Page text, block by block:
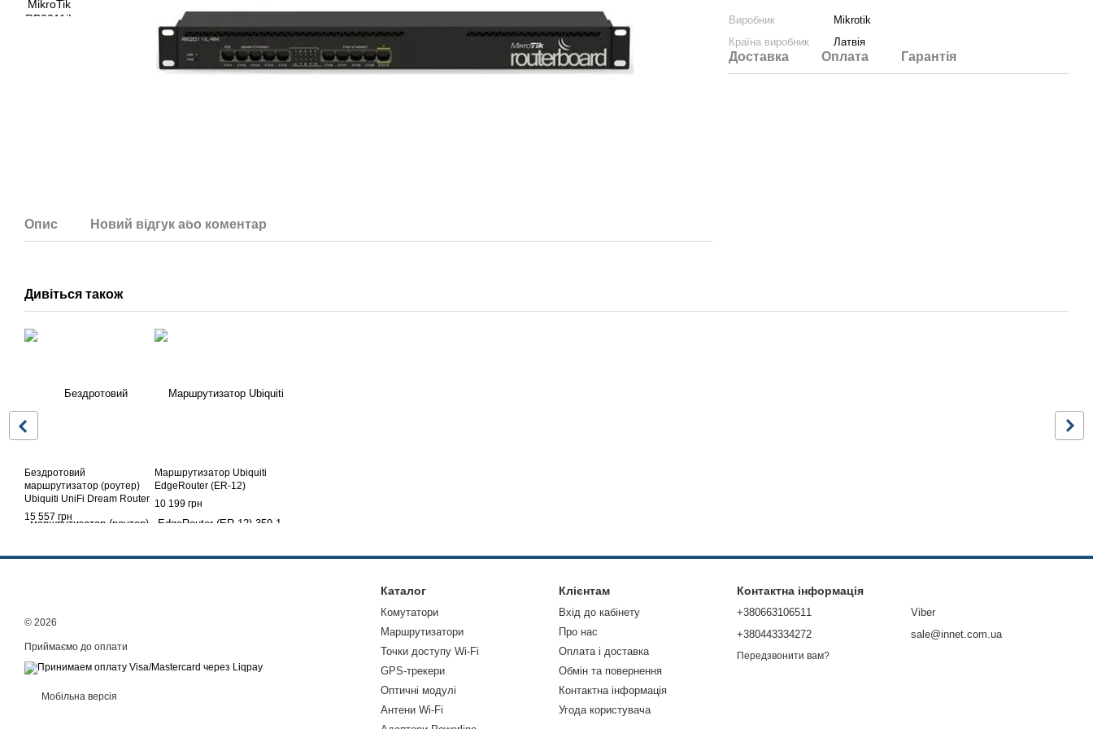
Опис Новий відгук або коментар
Виробник
Mikrotik
Країна виробник
Латвія
Доставка Оплата Гарантія
Дивіться також
Бездротовий
маршрутизатор (роутер)
Ubiquiti UniFi Dream Router
7 (UDR7)
15 557 грн
Маршрутизатор Ubiquiti
EdgeRouter (ER-12)
10 199 грн
© 2026
Приймаємо до оплати
Мобільна версія
Каталог
Комутатори
Маршрутизатори
Точки доступу Wi-Fi
GPS-трекери
Оптичні модулі
Антени Wi-Fi
Клієнтам
Вхід до кабінету
Про нас
Оплата і доставка
Обмін та повернення
Контактна інформація
Угода користувача
Контактна інформація
+380663106511
+380443334272
Передзвонити вам?
Viber
sale@innet.com.ua